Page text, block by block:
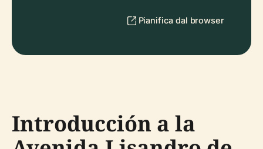
Pianifica dal browser
Introducción a la